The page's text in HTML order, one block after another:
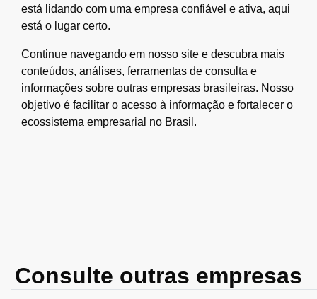
está lidando com uma empresa confiável e ativa, aqui
está o lugar certo.
Continue navegando em nosso site e descubra mais
conteúdos, análises, ferramentas de consulta e
informações sobre outras empresas brasileiras. Nosso
objetivo é facilitar o acesso à informação e fortalecer o
ecossistema empresarial no Brasil.
Consulte outras empresas